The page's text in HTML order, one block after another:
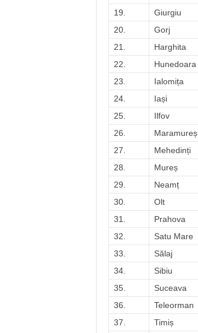
19.
Giurgiu
20.
Gorj
21.
Harghita
22.
Hunedoara
23.
Ialomița
24.
Iași
25.
Ilfov
26.
Maramureș
27.
Mehedinți
28.
Mureș
29.
Neamț
30.
Olt
31.
Prahova
32.
Satu Mare
33.
Sălaj
34.
Sibiu
35.
Suceava
36.
Teleorman
37.
Timiș